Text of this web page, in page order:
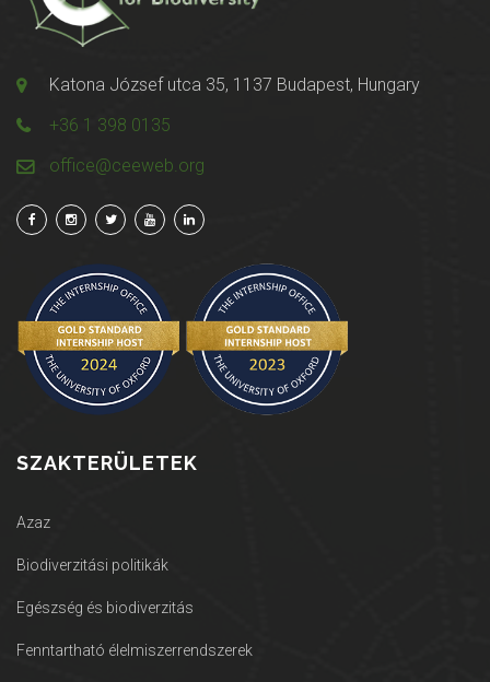
Katona József utca 35, 1137 Budapest, Hungary
+36 1 398 0135
office@ceeweb.org
SZAKTERÜLETEK
Azaz
Biodiverzitási politikák
Egészség és biodiverzitás
Fenntartható élelmiszerrendszerek